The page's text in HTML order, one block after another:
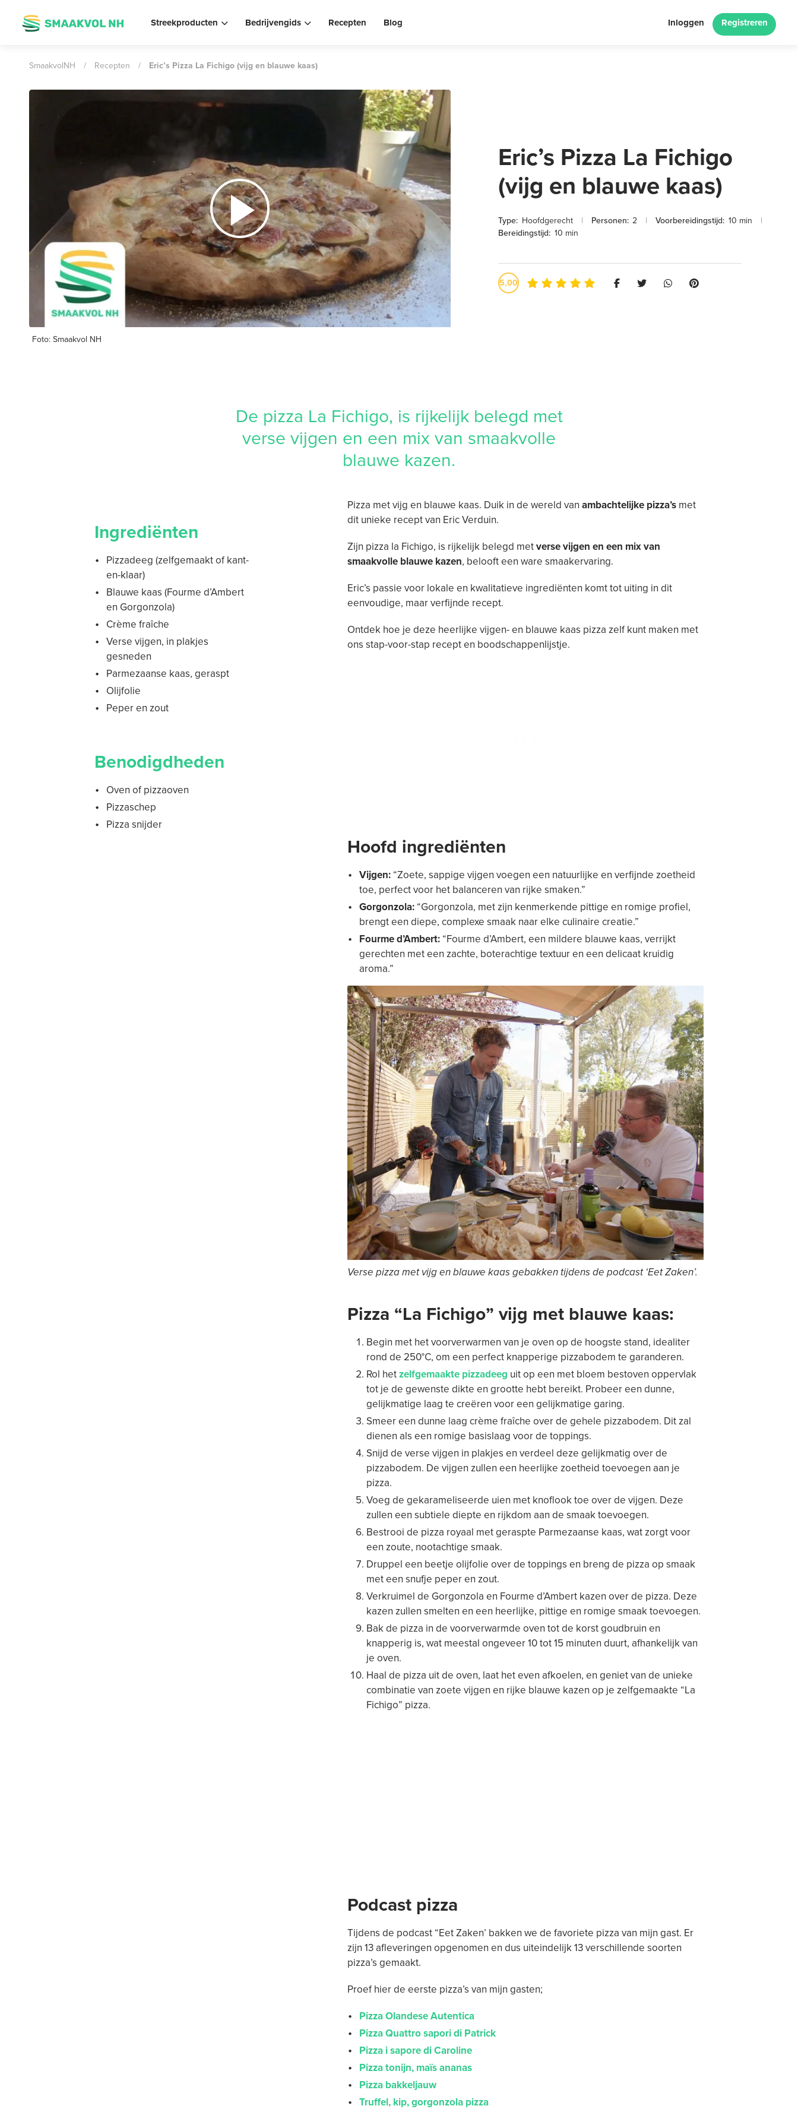
Streekproducten Bedrijvengids Recepten Blog Inloggen Registreren
SmaakvolNH / Recepten / Eric’s Pizza La Fichigo (vijg en blauwe kaas)
Foto: Smaakvol NH
Eric’s Pizza La Fichigo
(vijg en blauwe kaas)
Type: Hoofdgerecht | Personen: 2 | Voorbereidingstijd: 10 min
|
Bereidingstijd: 10 min
5,00
De pizza La Fichigo, is rijkelijk belegd met
verse vijgen en een mix van smaakvolle
blauwe kazen.
Ingrediënten
Pizzadeeg (zelfgemaakt of kant-
en-klaar)
Blauwe kaas (Fourme d’Ambert
en Gorgonzola)
Crème fraîche
Verse vijgen, in plakjes
gesneden
Parmezaanse kaas, geraspt
Olijfolie
Peper en zout
Benodigdheden
Oven of pizzaoven
Pizzaschep
Pizza snijder
Pizza met vijg en blauwe kaas. Duik in de wereld van ambachtelijke pizza’s met
dit unieke recept van Eric Verduin.
Zijn pizza la Fichigo, is rijkelijk belegd metverse vijgen en een mix van
smaakvolle blauwe kazen, belooft een ware smaakervaring.
Eric’s passie voor lokale en kwalitatieve ingrediënten komt tot uiting in dit
eenvoudige, maar verfijnde recept.
Ontdek hoe je deze heerlijke vijgen- en blauwe kaas pizza zelf kunt maken met
ons stap-voor-stap recept en boodschappenlijstje.
Hoofd ingrediënten
Vijgen: “Zoete, sappige vijgen voegen een natuurlijke en verfijnde zoetheid
toe, perfect voor het balanceren van rijke smaken.”
Gorgonzola: “Gorgonzola, met zijn kenmerkende pittige en romige profiel,
brengt een diepe, complexe smaak naar elke culinaire creatie.”
Fourme d’Ambert: “Fourme d’Ambert, een mildere blauwe kaas, verrijkt
gerechten met een zachte, boterachtige textuur en een delicaat kruidig
aroma.”
Verse pizza met vijg en blauwe kaas gebakken tijdens de podcast ‘Eet Zaken’.
Pizza “La Fichigo” vijg met blauwe kaas:
Begin met het voorverwarmen van je oven op de hoogste stand, idealiter
rond de 250°C, om een perfect knapperige pizzabodem te garanderen.
Rol hetzelfgemaakte pizzadeeg uit op een met bloem bestoven oppervlak
tot je de gewenste dikte en grootte hebt bereikt. Probeer een dunne,
gelijkmatige laag te creëren voor een gelijkmatige garing.
Smeer een dunne laag crème fraîche over de gehele pizzabodem. Dit zal
dienen als een romige basislaag voor de toppings.
Snijd de verse vijgen in plakjes en verdeel deze gelijkmatig over de
pizzabodem. De vijgen zullen een heerlijke zoetheid toevoegen aan je
pizza.
Voeg de gekarameliseerde uien met knoflook toe over de vijgen. Deze
zullen een subtiele diepte en rijkdom aan de smaak toevoegen.
Bestrooi de pizza royaal met geraspte Parmezaanse kaas, wat zorgt voor
een zoute, nootachtige smaak.
Druppel een beetje olijfolie over de toppings en breng de pizza op smaak
met een snufje peper en zout.
Verkruimel de Gorgonzola en Fourme d’Ambert kazen over de pizza. Deze
kazen zullen smelten en een heerlijke, pittige en romige smaak toevoegen.
Bak de pizza in de voorverwarmde oven tot de korst goudbruin en
knapperig is, wat meestal ongeveer 10 tot 15 minuten duurt, afhankelijk van
je oven.
Haal de pizza uit de oven, laat het even afkoelen, en geniet van de unieke
combinatie van zoete vijgen en rijke blauwe kazen op je zelfgemaakte “La
Fichigo” pizza.
Podcast pizza
Tijdens de podcast “Eet Zaken’ bakken we de favoriete pizza van mijn gast. Er
zijn 13 afleveringen opgenomen en dus uiteindelijk 13 verschillende soorten
pizza’s gemaakt.
Proef hier de eerste pizza’s van mijn gasten;
Pizza Olandese Autentica
Pizza Quattro sapori di Patrick
Pizza i sapore di Caroline
Pizza tonijn, maïs ananas
Pizza bakkeljauw
Truffel, kip, gorgonzola pizza